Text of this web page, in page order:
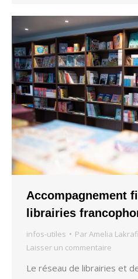
Accompagnement
librairies
infos-utiles ParAmelia Lakrafi
Laisser un commentaire
Le réseau de librairies et